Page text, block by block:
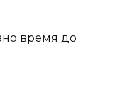
время до